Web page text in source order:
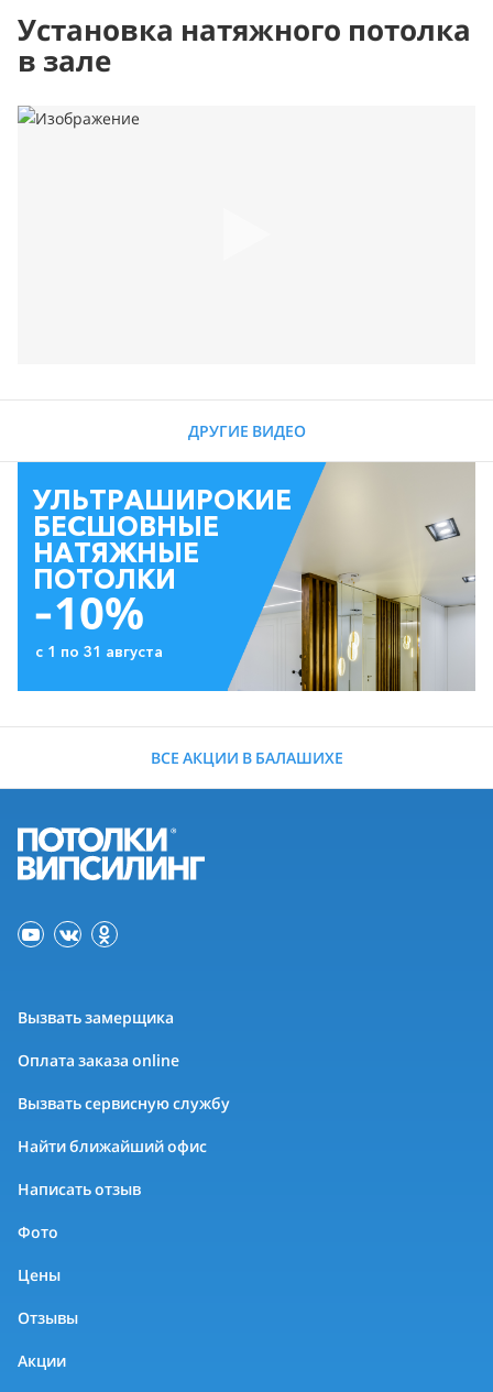
Установка натяжного потолка
в зале
ДРУГИЕ ВИДЕО
УЛЬТРАШИРОКИЕ
БЕСШОВНЫЕ
НАТЯЖНЫЕ
ПОТОЛКИ
-10%
с 1 по 31 августа
ВСЕ АКЦИИ В БАЛАШИХЕ
Вызвать замерщика
Оплата заказа online
Вызвать сервисную службу
Найти ближайший офис
Написать отзыв
Фото
Цены
Отзывы
Акции